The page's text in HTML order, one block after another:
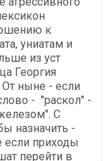
к
униатам и
из уст
Георгия
От ныне - если
- "раскол" -
С
назначить -
если приходы
перейти в